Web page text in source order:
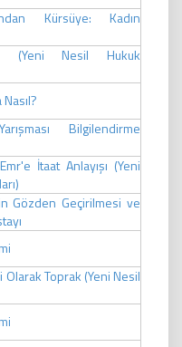
Kürsüye: Kadın
(Yeni Nesil Hukuk
Bilgilendirme
İtaat Anlayışı (Yeni
Gözden Geçirilmesi ve
Olarak Toprak (Yeni Nesil